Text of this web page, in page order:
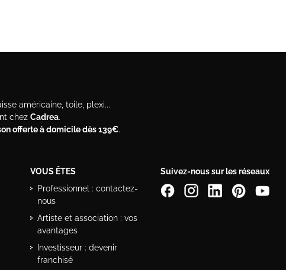
américaine, toile, plexi...
chez Cadrea.
offerte à domicile dès 139€.
VOUS ÊTES
Professionnel : contactez-
nous
Artiste et association : vos
avantages
Investisseur : devenir
franchisé
Suivez-nous sur les réseaux